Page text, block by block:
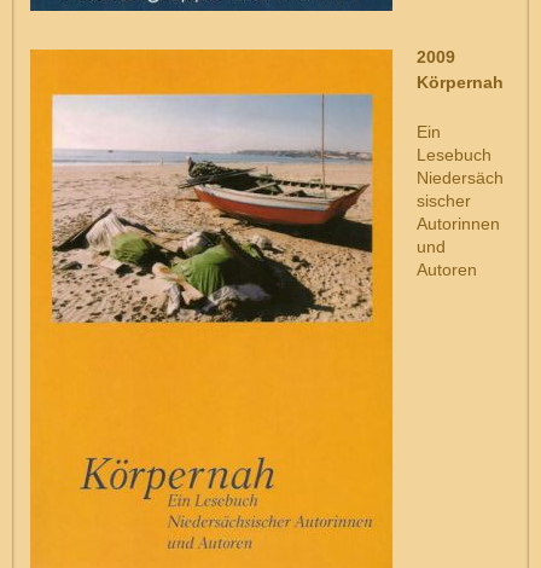
2009
Körpernah
Ein
Lesebuch
Niedersäch
sischer
Autorinnen
und
Autoren